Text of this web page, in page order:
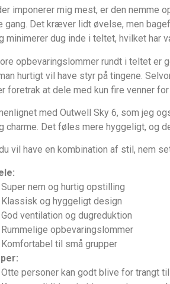
imponerer mig mest, er den nemme
gang. Det kræver lidt øvelse, men
minimerer dug inde i teltet, hvilket
opbevaringslommer rundt i teltet er
hurtigt vil have styr på tingene.
foretrak at dele med kun fire venner
med Outwell Sky 6, som jeg
charme. Det føles mere hyggeligt, og
vil have en kombination af stil, nem
Super nem og hurtig opstilling
Klassisk og hyggeligt design
God ventilation og dugreduktion
Rummelige opbevaringslommer
Komfortabel til små grupper
Otte personer kan godt blive for trangt